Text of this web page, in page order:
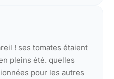
! ses tomates étaient
pleins été. quelles
pour les autres